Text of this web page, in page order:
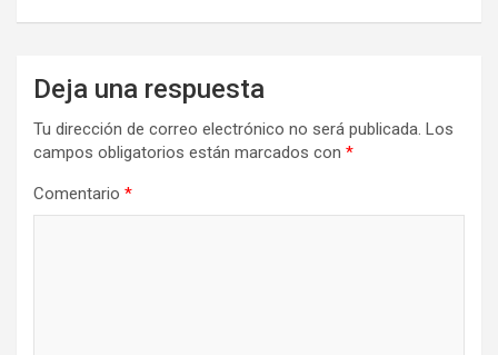
Deja una respuesta
Tu dirección de correo electrónico no será publicada. Los
campos obligatorios están marcados con *
Comentario *